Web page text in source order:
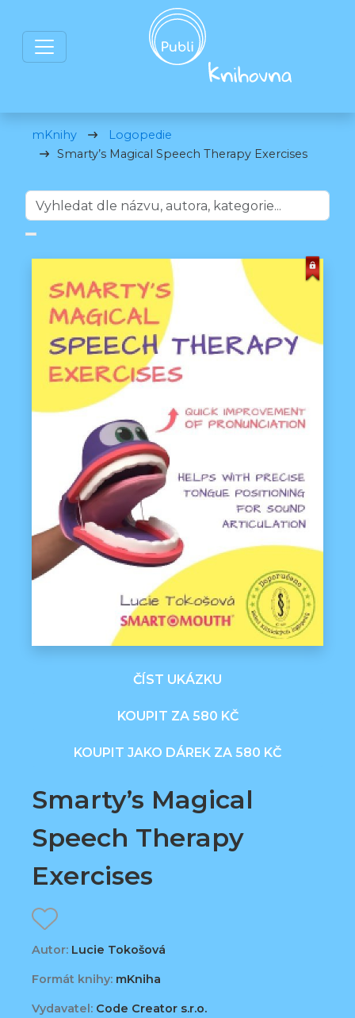
mKnihy
Logopedie
Smarty’s Magical Speech Therapy Exercises
ČÍST UKÁZKU
KOUPIT ZA 580 KČ
KOUPIT JAKO DÁREK ZA 580 KČ
Smarty’s Magical
Speech Therapy
Exercises
Autor: Lucie Tokošová
Formát knihy: mKniha
Vydavatel: Code Creator s.r.o.